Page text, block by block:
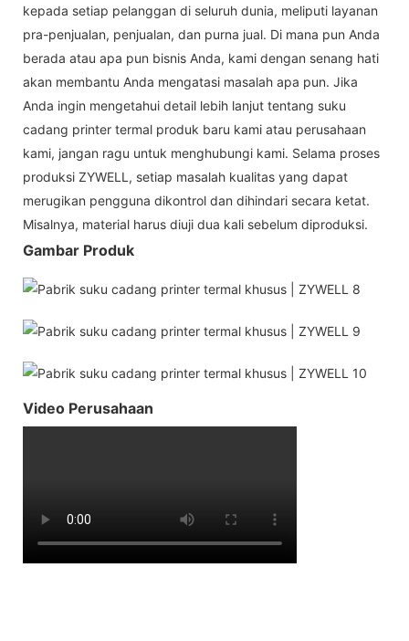
kepada setiap pelanggan di seluruh dunia, meliputi layanan
pra-penjualan, penjualan, dan purna jual. Di mana pun Anda
berada atau apa pun bisnis Anda, kami dengan senang hati
akan membantu Anda mengatasi masalah apa pun. Jika
Anda ingin mengetahui detail lebih lanjut tentang suku
cadang printer termal produk baru kami atau perusahaan
kami, jangan ragu untuk menghubungi kami. Selama proses
produksi ZYWELL, setiap masalah kualitas yang dapat
merugikan pengguna dikontrol dan dihindari secara ketat.
Misalnya, material harus diuji dua kali sebelum diproduksi.
Gambar Produk
Video Perusahaan